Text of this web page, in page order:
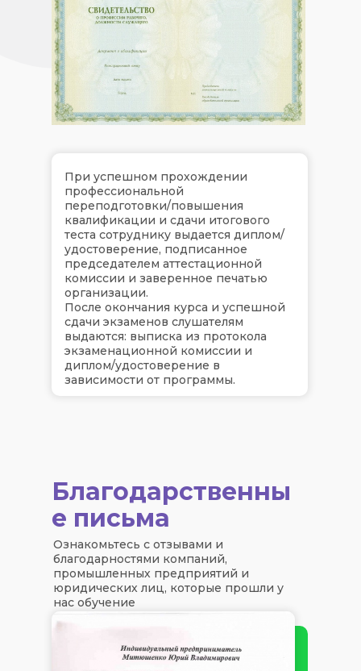
При успешном прохождении
профессиональной
переподготовки/повышения
квалификации и сдачи итогового
теста сотруднику выдается диплом/
удостоверение, подписанное
председателем аттестационной
комиссии и заверенное печатью
организации.
После окончания курса и успешной
сдачи экзаменов слушателям
выдаются: выписка из протокола
экзаменационной комиссии и
диплом/удостоверение в
зависимости от программы.
Благодарственны
е письма
Ознакомьтесь с отзывами и
благодарностями компаний,
промышленных предприятий и
юридических лиц, которые прошли у
нас обучение